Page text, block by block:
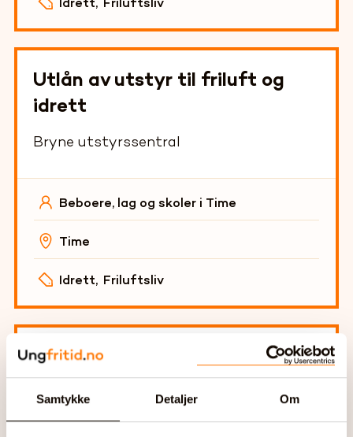
Samtykke Detaljer Om
Utlån av utstyr til friluft og
idrett
Bryne utstyrssentral
Beboere, lag og skoler i Time
Time
Idrett, Friluftsliv
Støtte til allmennyttige formål
Sparebankstiftelsen Klepp